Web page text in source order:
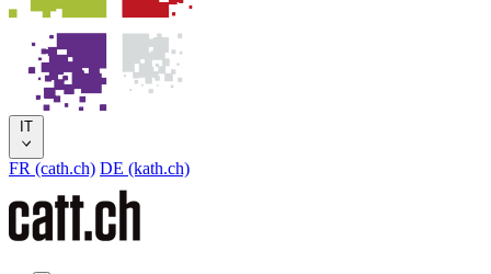
IT
FR (cath.ch) DE (kath.ch)